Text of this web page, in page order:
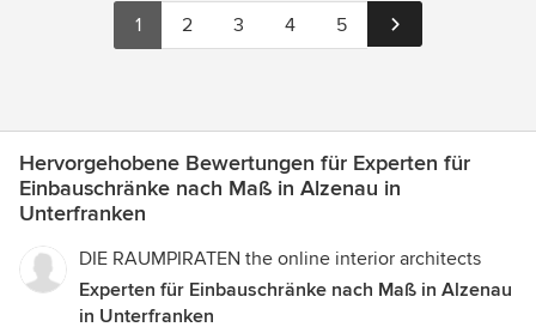
1 2 3 4 5
Hervorgehobene Bewertungen für Experten für
Einbauschränke nach Maß in Alzenau in
Unterfranken
DIE RAUMPIRATEN the online interior architects
Experten für Einbauschränke nach Maß in Alzenau
in Unterfranken